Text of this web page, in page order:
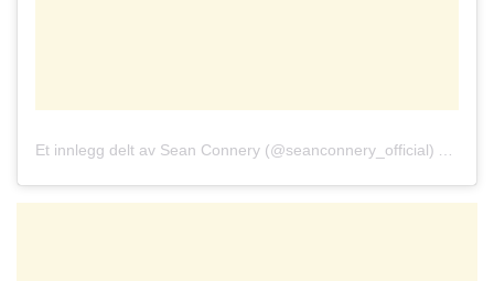
Et innlegg delt av Sean Connery (@seanconnery_official) Aug.